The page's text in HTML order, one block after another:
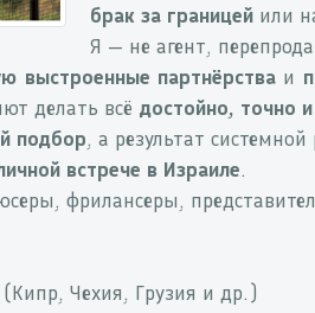
брак за границей или
Я — не агент,
выстроенные партнёрства и
делать всё достойно, точно
подбор, а результат
встрече в Израиле.
фрилансеры,
(Кипр, Чехия, Грузия и др.)